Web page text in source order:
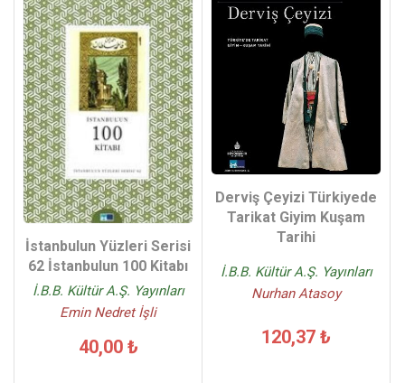
İstanbulun Yüzleri Serisi
62 İstanbulun 100 Kitabı
İ.B.B. Kültür A.Ş. Yayınları
Emin Nedret İşli
40,00 ₺
Derviş Çeyizi Türkiyede
Tarikat Giyim Kuşam
Tarihi
İ.B.B. Kültür A.Ş. Yayınları
Nurhan Atasoy
120,37 ₺